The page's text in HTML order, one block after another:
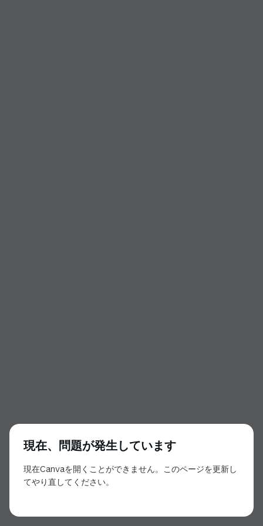
現在、問題が発生しています
現在Canvaを開くことができません。このページを更新し
てやり直してください。